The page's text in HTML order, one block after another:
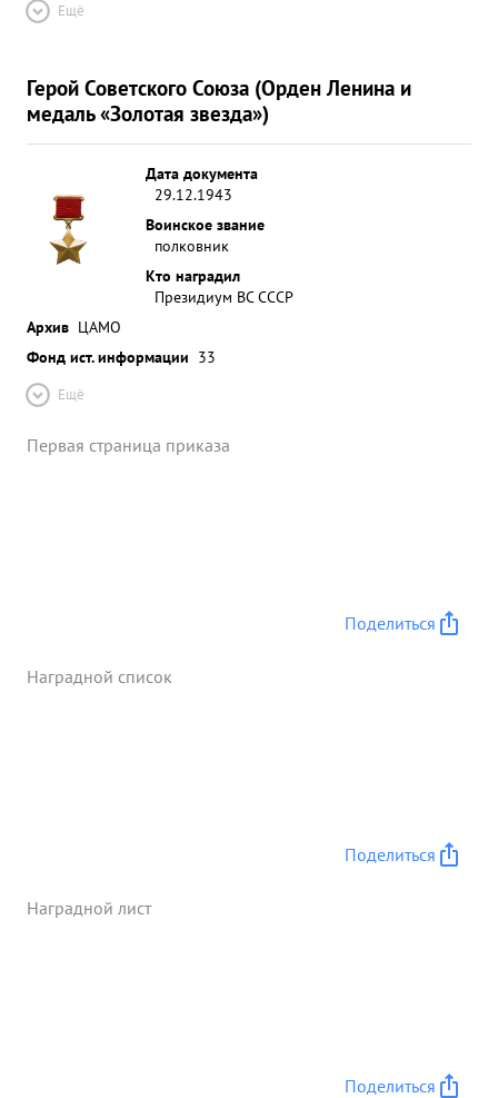
Ещё
Герой Советского Союза (Орден Ленина и
медаль «Золотая звезда»)
Дата документа
29.12.1943
Воинское звание
полковник
Кто наградил
Президиум ВС СССР
Архив ЦАМО
Фонд ист. информации 33
Ещё
Первая страница приказа
Поделиться
Наградной список
Поделиться
Наградной лист
Поделиться